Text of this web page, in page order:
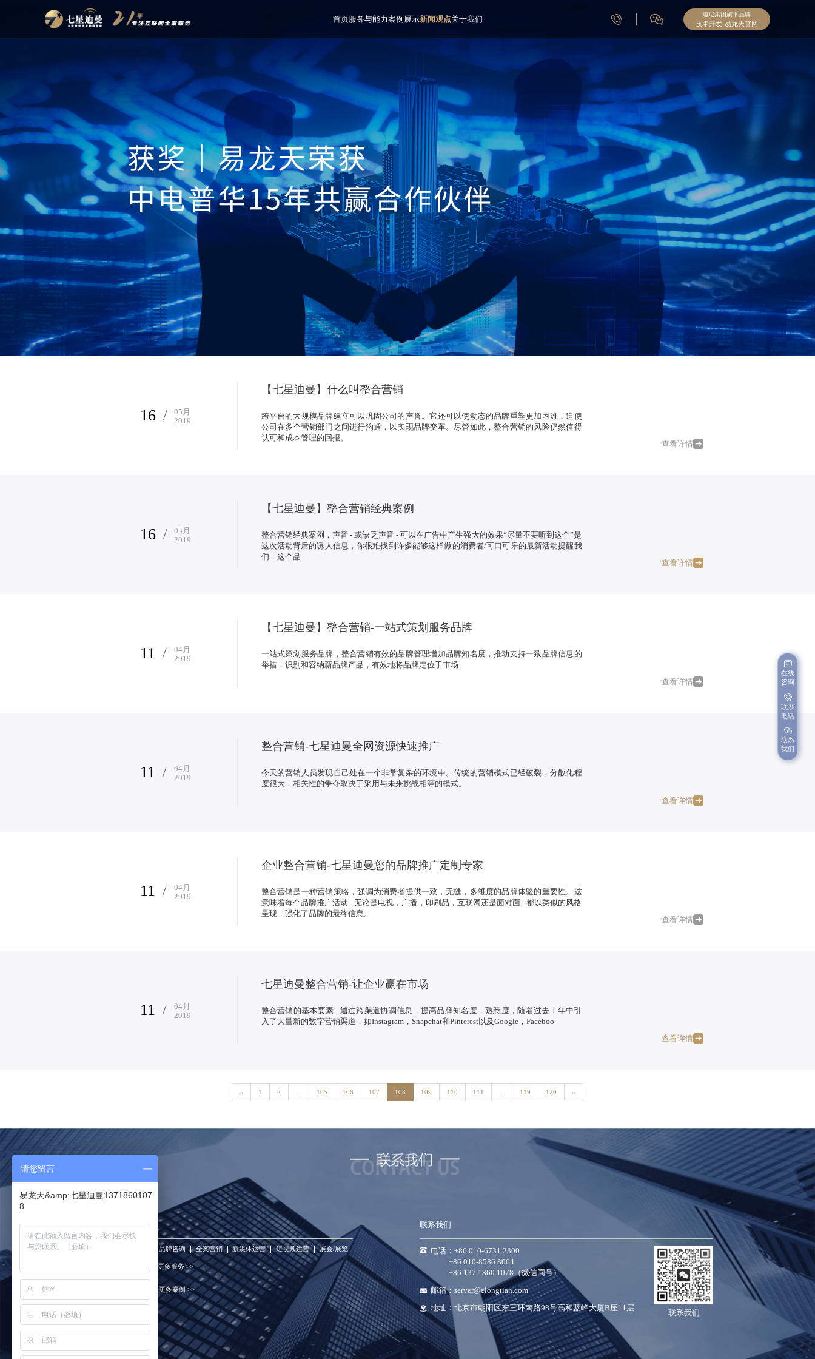
首页服务与能力案例展示新闻观点关于我们
迦尼集团旗下品牌
技术开发·易龙天官网
16 / 05 月
2019
【七星迪曼】什么叫整合营销
跨平台的大规模品牌建立可以巩固公司的声誉。它还可以使动态的品牌重塑更加困难，迫使
公司在多个营销部门之间进行沟通，以实现品牌变革。尽管如此，整合营销的风险仍然值得
认可和成本管理的回报。
查看详情
16 / 05 月
2019
【七星迪曼】整合营销经典案例
整合营销经典案例，声音 - 或缺乏声音 - 可以在广告中产生强大的效果“尽量不要听到这个”是
这次活动背后的诱人信息，你很难找到许多能够这样做的消费者/可口可乐的最新活动提醒我
们，这个品
查看详情
11 / 04月
2019
【七星迪曼】整合营销-一站式策划服务品牌
一站式策划服务品牌，整合营销有效的品牌管理增加品牌知名度，推动支持一致品牌信息的
举措，识别和容纳新品牌产品，有效地将品牌定位于市场
查看详情
11 / 04月
2019
整合营销-七星迪曼全网资源快速推广
今天的营销人员发现自己处在一个非常复杂的环境中。传统的营销模式已经破裂，分散化程
度很大，相关性的争夺取决于采用与未来挑战相等的模式。
查看详情
11 / 04月
2019
企业整合营销-七星迪曼您的品牌推广定制专家
整合营销是一种营销策略，强调为消费者提供一致，无缝，多维度的品牌体验的重要性。这
意味着每个品牌推广活动 - 无论是电视，广播，印刷品，互联网还是面对面 - 都以类似的风格
呈现，强化了品牌的最终信息。
查看详情
11 / 04月
2019
七星迪曼整合营销-让企业赢在市场
整合营销的基本要素 - 通过跨渠道协调信息，提高品牌知名度，熟悉度，随着过去十年中引
入了大量新的数字营销渠道，如Instagram，Snapchat和Pinterest以及Google，Faceboo
查看详情
« 1 2 105 106 107 108 109 110 111 119 120 »
您要找什么？
品牌咨询 全案营销 新媒体运营 短视频运营 展会/展览
更多服务 >>
更多案例 >>
联系我们
电话：+86 010-6731 2300
+86 010-8586 8064
+86 137 1860 1078（微信同号）
邮箱：server@elongtian.com
地址：北京市朝阳区东三环南路98号高和蓝峰大厦B座11层
联系我们
在线
咨询
联系
电话
联系
我们
请您留言
易龙天&amp;七星迪曼1371860107
8